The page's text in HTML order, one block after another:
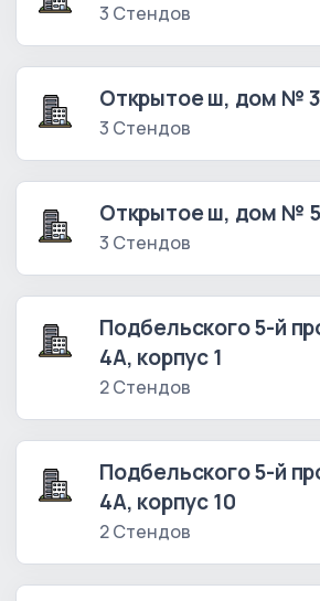
3 Стендов
Открытое ш, дом №
3 Стендов
Открытое ш, дом №
3 Стендов
Подбельского 5-й
4А, корпус 1
2 Стендов
Подбельского 5-й
4А, корпус 10
2 Стендов